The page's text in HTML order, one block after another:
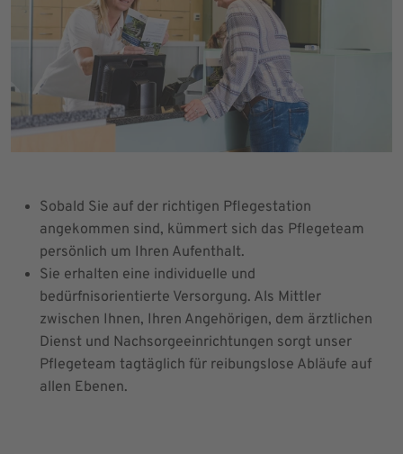
Sobald Sie auf der richtigen Pflegestation
angekommen sind, kümmert sich das Pflegeteam
persönlich um Ihren Aufenthalt.
Sie erhalten eine individuelle und
bedürfnisorientierte Versorgung. Als Mittler
zwischen Ihnen, Ihren Angehörigen, dem ärztlichen
Dienst und Nachsorgeeinrichtungen sorgt unser
Pflegeteam tagtäglich für reibungslose Abläufe auf
allen Ebenen.